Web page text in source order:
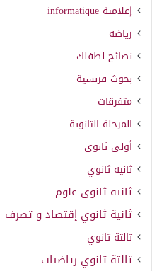
إعلامية informatique
رياضة
نصائح لطفلك
بحوث فرنسية
متفرقات
المرحلة الثانوية
أولى ثانوي
ثانية ثانوي
ثانية ثانوي علوم
ثانية ثانوي إقتصاد و تصرف
ثالثة ثانوي
ثالثة ثانوي رياضيات